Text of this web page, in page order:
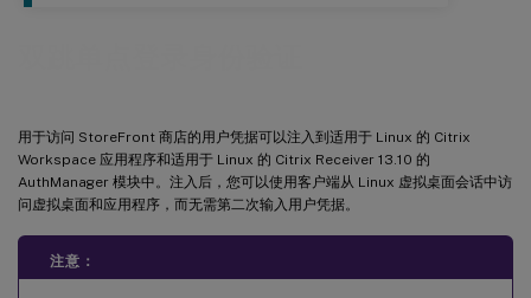
用于访问 StoreFront 商店的用户凭据可以注入到适用于 Linux 的 Citrix
Workspace 应用程序和适用于 Linux 的 Citrix Receiver 13.10 的
AuthManager 模块中。注入后，您可以使用客户端从 Linux 虚拟桌面会话中访
问虚拟桌面和应用程序，而无需第二次输入用户凭据。
注意：